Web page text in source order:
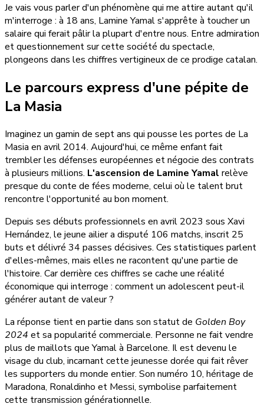
Je vais vous parler d'un phénomène qui me attire autant qu'il
m'interroge : à 18 ans, Lamine Yamal s'apprête à toucher un
salaire qui ferait pâlir la plupart d'entre nous. Entre admiration
et questionnement sur cette société du spectacle,
plongeons dans les chiffres vertigineux de ce prodige catalan.
Le parcours express d'une pépite de
La Masia
Imaginez un gamin de sept ans qui pousse les portes de La
Masia en avril 2014. Aujourd'hui, ce même enfant fait
trembler les défenses européennes et négocie des contrats
à plusieurs millions. L'ascension de Lamine Yamal relève
presque du conte de fées moderne, celui où le talent brut
rencontre l'opportunité au bon moment.
Depuis ses débuts professionnels en avril 2023 sous Xavi
Hernández, le jeune ailier a disputé 106 matchs, inscrit 25
buts et délivré 34 passes décisives. Ces statistiques parlent
d'elles-mêmes, mais elles ne racontent qu'une partie de
l'histoire. Car derrière ces chiffres se cache une réalité
économique qui interroge : comment un adolescent peut-il
générer autant de valeur ?
La réponse tient en partie dans son statut de Golden Boy
2024 et sa popularité commerciale. Personne ne fait vendre
plus de maillots que Yamal à Barcelone. Il est devenu le
visage du club, incarnant cette jeunesse dorée qui fait rêver
les supporters du monde entier. Son numéro 10, héritage de
Maradona, Ronaldinho et Messi, symbolise parfaitement
cette transmission générationnelle.